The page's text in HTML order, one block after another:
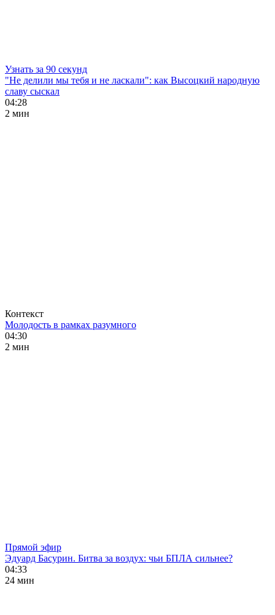
Узнать за 90 секунд
"Не делили мы тебя и не ласкали": как Высоцкий народную
славу сыскал
04:28
2 мин
Контекст
Молодость в рамках разумного
04:30
2 мин
Прямой эфир
Эдуард Басурин. Битва за воздух: чьи БПЛА сильнее?
04:33
24 мин